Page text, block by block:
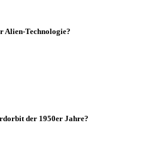
Alien-Technologie?
der 1950er Jahre?